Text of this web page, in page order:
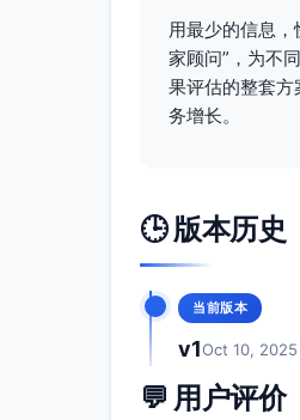
点；评
白皮书
建立周
第3-4周（
A/B测试
ABM名
推出试
直播1举
评分模
用最少的信息
家顾问”，为不
果评估的整套方
务增长。
🕒 版本历史
当前版本
v1Oct 10, 2025
💬 用户评价